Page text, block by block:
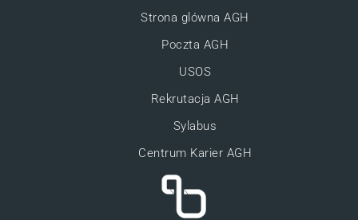
Strona glówna AGH
Poczta AGH
USOS
Rekrutacja AGH
Sylabus
Centrum Karier AGH